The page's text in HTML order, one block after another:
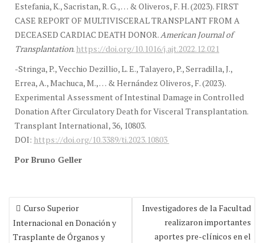
Estefania, K., Sacristan, R. G., … & Oliveros, F. H. (2023). FIRST
CASE REPORT OF MULTIVISCERAL TRANSPLANT FROM A
DECEASED CARDIAC DEATH DONOR.American Journal of
Transplantation. https://doi.org/10.1016/j.ajt.2022.12.021
-Stringa, P., Vecchio Dezillio, L. E., Talayero, P., Serradilla, J.,
Errea, A., Machuca, M., … & Hernández Oliveros, F. (2023).
Experimental Assessment of Intestinal Damage in Controlled
Donation After Circulatory Death for Visceral Transplantation.
Transplant International, 36, 10803.
DOI: https://doi.org/10.3389/ti.2023.10803
Por Bruno Geller
Navegación
de
entradas
Curso Superior
Internacional en Donación y
Trasplante de Órganos y
Investigadores de la Facultad
realizaron importantes
aportes pre-clínicos en el